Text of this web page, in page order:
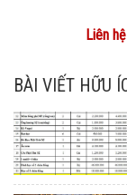
Liên hệ
BÀI VIẾT HỮU